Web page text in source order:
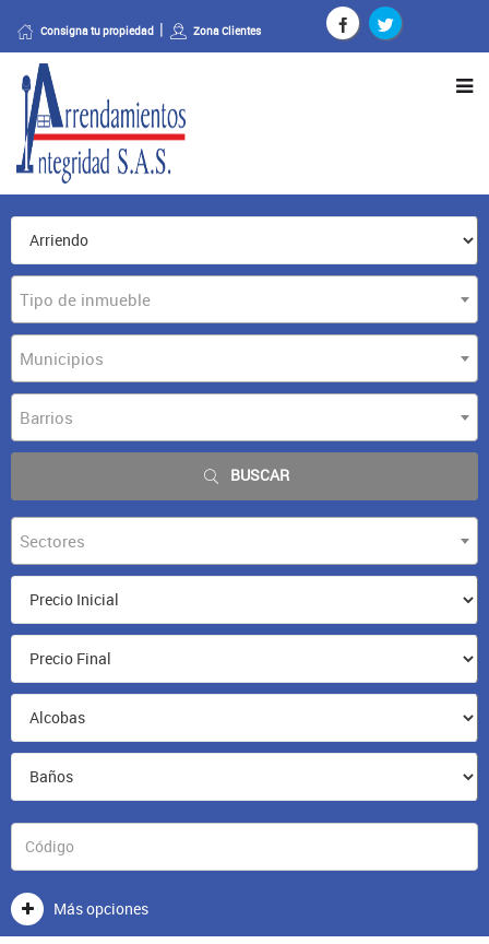
Consigna tu propiedad Zona Clientes
Tipo de inmueble
Municipios
Barrios
BUSCAR
Sectores
Más opciones